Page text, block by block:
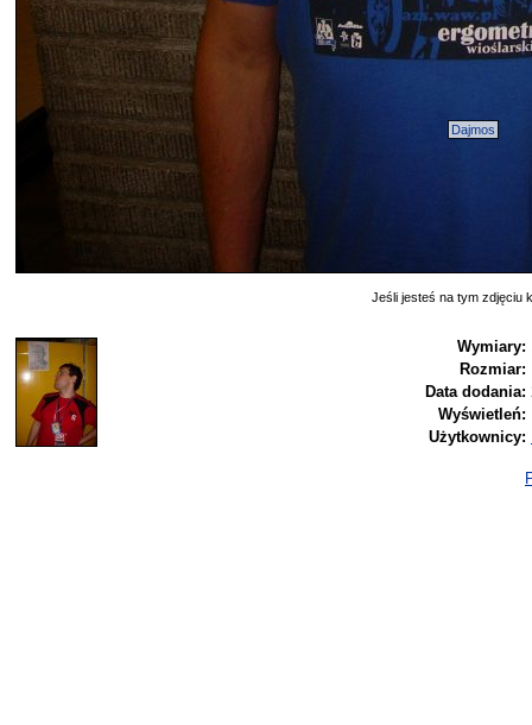
Dajmos
Jeśli jesteś na tym zdjęciu
Wymiary:
Rozmiar:
Data dodania:
Wyświetleń:
Użytkownicy: